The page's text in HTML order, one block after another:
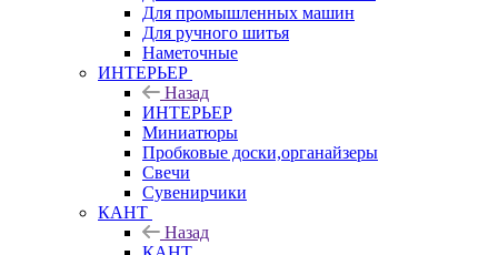
Для промышленных машин
Для ручного шитья
Наметочные
ИНТЕРЬЕР
Назад
ИНТЕРЬЕР
Миниатюры
Пробковые доски,органайзеры
Свечи
Сувенирчики
КАНТ
Назад